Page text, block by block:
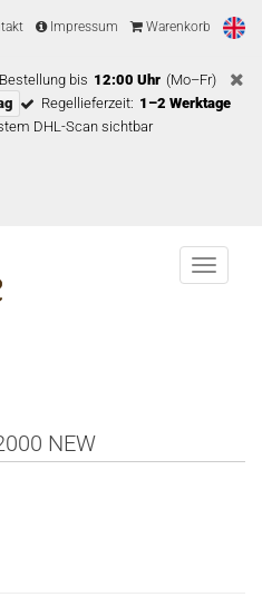
Impressum Warenkorb
bis 12:00 Uhr (Mo–Fr)
Regellieferzeit: 1–2 Werktage
DHL-Scan sichtbar
Menu
NEW